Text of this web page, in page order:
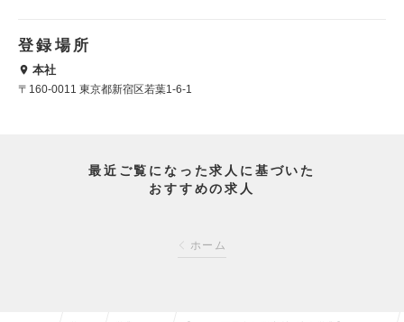
登録場所
本社
〒160-0011 東京都新宿区若葉1-6-1
最近ご覧になった求人に基づいた
おすすめの求人
ホーム